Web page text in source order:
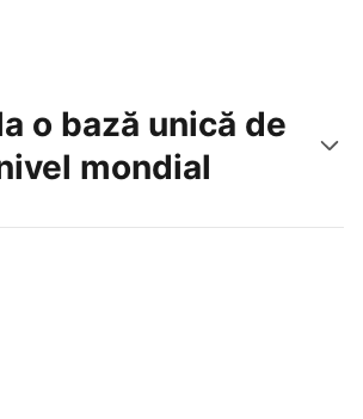
o bază unică de
mondial
astăzi